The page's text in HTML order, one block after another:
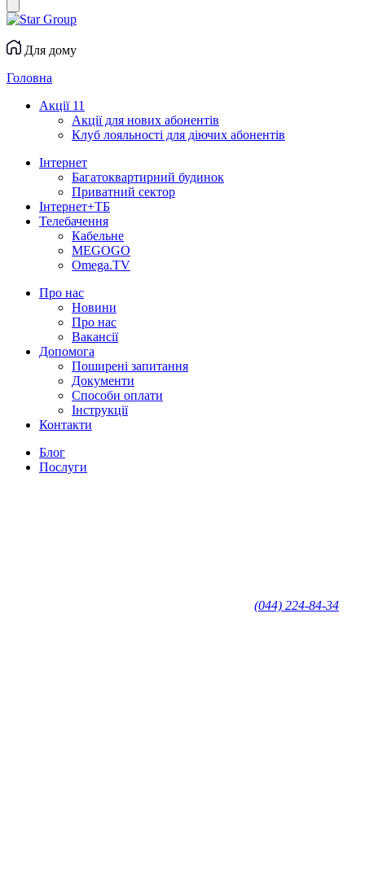
Для дому
Головна
Акції 11
Акції для нових абонентів
Клуб лояльності для діючих абонентів
Інтернет
Багатоквартирний будинок
Приватний сектор
Інтернет+ТБ
Телебачення
Кабельне
MEGOGO
Omega.TV
Про нас
Новини
Про нас
Вакансії
Допомога
Поширені запитання
Документи
Способи оплати
Інструкції
Контакти
Блог
Послуги
(044) 224-84-34